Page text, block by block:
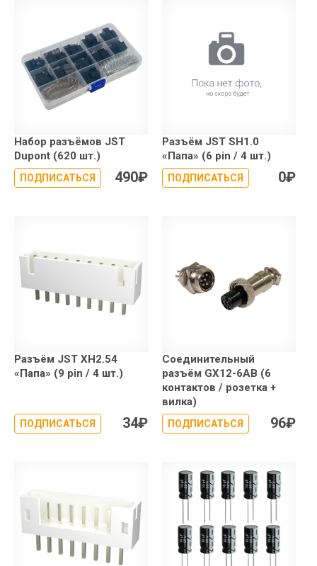
Набор разъёмов JST
Dupont (620 шт.)
ПОДПИСАТЬСЯ 490₽
Разъём JST SH1.0
«Папа» (6 pin / 4 шт.)
ПОДПИСАТЬСЯ 0₽
Разъём JST XH2.54
«Папа» (9 pin / 4 шт.)
ПОДПИСАТЬСЯ 34₽
Соединительный
разъём GX12-6AB (6
контактов / розетка +
вилка)
ПОДПИСАТЬСЯ 96₽